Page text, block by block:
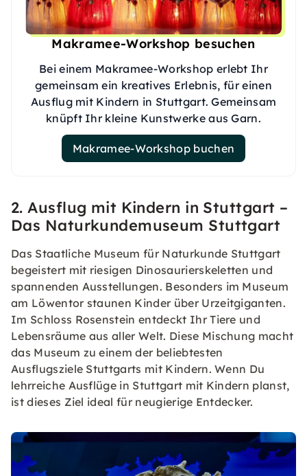
Makramee-Workshop besuchen
Bei einem Makramee-Workshop erlebt Ihr
gemeinsam ein kreatives Erlebnis, für einen
Ausflug mit Kindern in Stuttgart. Gemeinsam
knüpft Ihr kleine Kunstwerke aus Garn.
Makramee-Workshop buchen
2. Ausflug mit Kindern in Stuttgart –
Das Naturkundemuseum Stuttgart
Das Staatliche Museum für Naturkunde Stuttgart
begeistert mit riesigen Dinosaurierskeletten und
spannenden Ausstellungen. Besonders im Museum
am Löwentor staunen Kinder über Urzeitgiganten.
Im Schloss Rosenstein entdeckt Ihr Tiere und
Lebensräume aus aller Welt. Diese Mischung macht
das Museum zu einem der beliebtesten
Ausflugsziele Stuttgarts mit Kindern. Wenn Du
lehrreiche Ausflüge in Stuttgart mit Kindern planst,
ist dieses Ziel ideal für neugierige Entdecker.